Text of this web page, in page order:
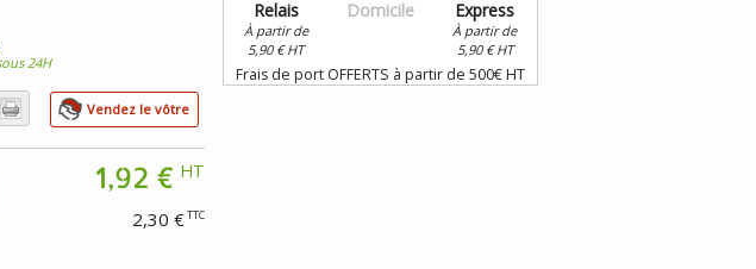
24H
Vendez le vôtre
1,92 € HT
2,30 €TTC
Relais
À partir de
5,90 € HT
Domicile Express
À partir de
5,90 € HT
Frais de port OFFERTS à partir de 500€ HT